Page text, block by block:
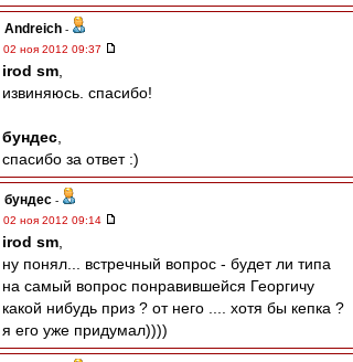
Andreich -
02 ноя 2012 09:37
irod sm
извиняюсь. спасибо!
бундес
спасибо за ответ :)
бундес -
02 ноя 2012 09:14
irod sm
ну понял... встречный вопрос - будет ли типа
на самый вопрос понравившейся Георгичу
какой нибудь приз ? от него .... хотя бы кепка ?
я его уже придумал))))